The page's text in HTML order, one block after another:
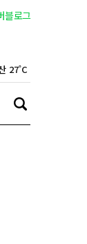
블로그
27˚C
구 25˚C
25˚C